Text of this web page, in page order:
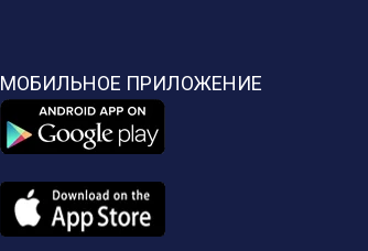
МОБИЛЬНОЕ ПРИЛОЖЕНИЕ